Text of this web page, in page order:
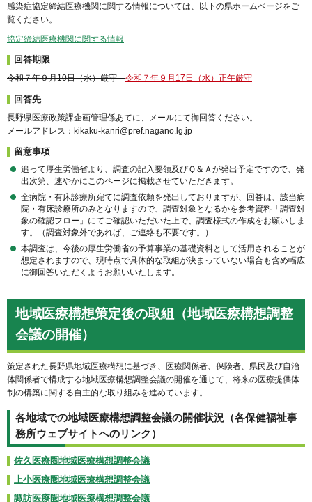
感染症協定締結医療機関に関する情報については、以下の県ホームページをご
覧ください。
協定締結医療機関に関する情報
回答期限
令和７年９月10日（水）厳守令和７年９月17日（水）正午厳守
回答先
長野県医療政策課企画管理係あてに、メールにて御回答ください。
メールアドレス：kikaku-kanri@pref.nagano.lg.jp
留意事項
追って厚生労働省より、調査の記入要領及びＱ＆Ａが発出予定ですので、発
出次第、速やかにこのページに掲載させていただきます。
全病院・有床診療所宛てに調査依頼を発出しておりますが、回答は、該当病
院・有床診療所のみとなりますので、調査対象となるかを参考資料「調査対
象の確認フロー」にてご確認いただいた上で、調査様式の作成をお願いしま
す。（調査対象外であれば、ご連絡も不要です。）
本調査は、今後の厚生労働省の予算事業の基礎資料として活用されることが
想定されますので、現時点で具体的な取組が決まっていない場合も含め幅広
に御回答いただくようお願いいたします。
地域医療構想策定後の取組（地域医療構想調整
会議の開催）
策定された長野県地域医療構想に基づき、医療関係者、保険者、県民及び自治
体関係者で構成する地域医療構想調整会議の開催を通じて、将来の医療提供体
制の構築に関する自主的な取り組みを進めています。
各地域での地域医療構想調整会議の開催状況（各保健福祉事
務所ウェブサイトへのリンク）
佐久医療圏地域医療構想調整会議
上小医療圏地域医療構想調整会議
諏訪医療圏地域医療構想調整会議